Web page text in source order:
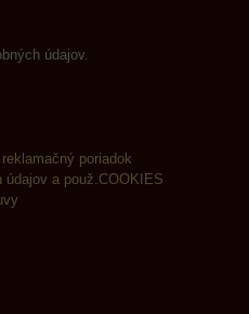
údajov.
poriadok
údajov a použ.COOKIES